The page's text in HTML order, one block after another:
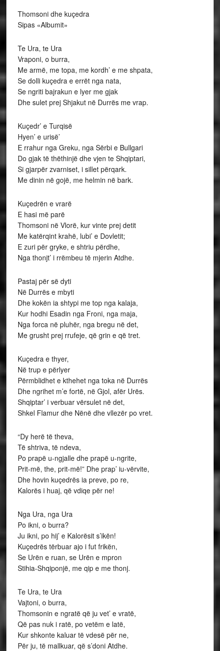
Thomsoni dhe kuçedra
Sipas «Albumit»
Te Ura, te Ura
Vraponi, o burra,
Me armë, me topa, me kordh’ e me shpata,
Se dolli kuçedra e errët nga nata,
Se ngriti bajrakun e lyer me gjak
Dhe sulet prej Shjakut në Durrës me vrap.
Kuçedr’ e Turqisë
Hyen’ e urisë’
E rrahur nga Greku, nga Sërbi e Bullgari
Do gjak të thëthinjë dhe vjen te Shqiptari,
Si gjarpër zvarniset, i sillet përqark.
Me dinin në gojë, me helmin në bark.
Kuçedrën e vrarë
E hasi më parë
Thomsoni në Vlorë, kur vinte prej detit
Me katërqint krahë, lubi’ e Dovletit;
E zuri për gryke, e shtriu përdhe,
Nga thonjt’ i rrëmbeu të mjerin Atdhe.
Pastaj për së dyti
Në Durrës e mbyti
Dhe kokën ia shtypi me top nga kalaja,
Kur hodhi Esadin nga Froni, nga maja,
Nga forca në pluhër, nga bregu në det,
Me grusht prej rrufeje, që grin e që tret.
Kuçedra e thyer,
Në trup e përlyer
Përmblidhet e kthehet nga toka në Durrës
Dhe ngrihet m’e fortë, në Gjol, afër Urës.
Shqiptar’ i verbuar vërsulet në det,
Shkel Flamur dhe Nënë dhe vllezër po vret.
“Dy herë të theva,
Të shtriva, të ndeva,
Po prapë u-ngjalle dhe prapë u-ngrite,
Prit-më, the, prit-më!” Dhe prap’ iu-vërvite,
Dhe hovin kuçedrës ia preve, po re,
Kalorës i huaj, që vdiqe për ne!
Nga Ura, nga Ura
Po ikni, o burra?
Ju ikni, po hij’ e Kalorësit s’ikën!
Kuçedrës tërbuar ajo i fut frikën,
Se Urën e ruan, se Urën e mpron
Stihia-Shqiponjë, me qip e me thonj.
Te Ura, te Ura
Vajtoni, o burra,
Thomsonin e ngratë që ju vet’ e vratë,
Që pas nuk i ratë, po vetëm e latë,
Kur shkonte kaluar të vdesë për ne,
Për ju, të mallkuar, që s’doni Atdhe.